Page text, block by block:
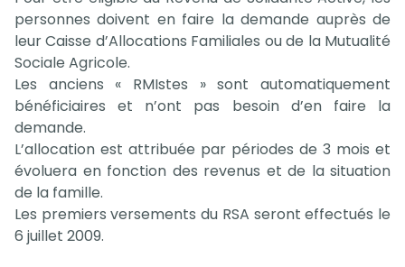
personnes doivent en faire la demande auprès de
leur Caisse d’Allocations Familiales ou de la Mutualité
Sociale Agricole.
Les anciens « RMIstes » sont automatiquement
bénéficiaires et n’ont pas besoin d’en faire la
demande.
L’allocation est attribuée par périodes de 3 mois et
évoluera en fonction des revenus et de la situation
de la famille.
Les premiers versements du RSA seront effectués le
6 juillet 2009.